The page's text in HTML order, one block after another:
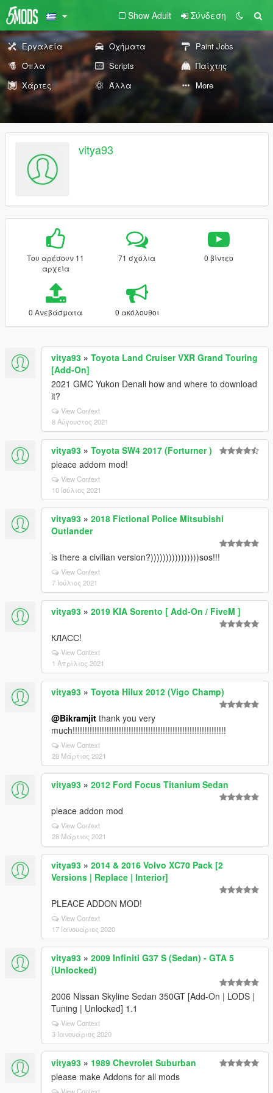
Show Adult Σύνδεση
Εργαλεία Οχήματα
Paint Jobs
Όπλα
Scripts
Παίχτης
Χάρτες
Άλλα More
vitya93
Του αρέσουν 11
αρχεία
71 σχόλια 0 βίντεο
0 Ανεβάσματα 0 ακόλουθοι
vitya93 » Toyota Land Cruiser VXR Grand Touring
[Add-On]
2021 GMC Yukon Denali how and where to download
it?
View Context
8 Αύγουστος 2021
vitya93 » Toyota SW4 2017 (Forturner )
pleace addom mod!
View Context
10 Ιούλιος 2021
vitya93 » 2018 Fictional Police Mitsubishi
Outlander
is there a civilian version?))))))))))))))))sos!!!
View Context
7 Ιούλιος 2021
vitya93 » 2019 KIA Sorento [ Add-On / FiveM ]
КЛАСС!
View Context
1 Απρίλιος 2021
vitya93 » Toyota Hilux 2012 (Vigo Champ)
@Bikramjit thank you very
much!!!!!!!!!!!!!!!!!!!!!!!!!!!!!!!!!!!!!!!!!!!!!!!!!!!!!!!!!!!!!!!
View Context
28 Μάρτιος 2021
vitya93 » 2012 Ford Focus Titanium Sedan
pleace addon mod
View Context
28 Μάρτιος 2021
vitya93 » 2014 & 2016 Volvo XC70 Pack [2
Versions | Replace | Interior]
PLEACE ADDON MOD!
View Context
17 Ιανουάριος 2020
vitya93 » 2009 Infiniti G37 S (Sedan) - GTA 5
(Unlocked)
2006 Nissan Skyline Sedan 350GT [Add-On | LODS |
Tuning | Unlocked] 1.1
View Context
3 Ιανουάριος 2020
vitya93 » 1989 Chevrolet Suburban
please make Addons for all mods